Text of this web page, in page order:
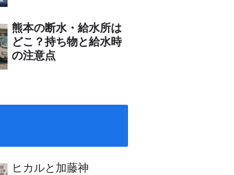
熊本の断水・給水所は
どこ？持ち物と給水時
の注意点
ヒカルと加藤神